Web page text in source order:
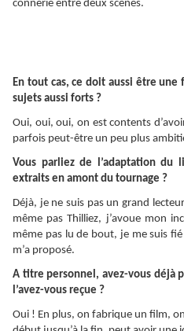
connerie entre deux scènes.
En tout cas, ce doit aussi être
sujets aussi forts ?
Oui, oui, oui, on est contents
parfois peut-être un peu plus
Vous parliez de l’adaptation du
extraits en amont du tournage ?
Déjà, je ne suis pas un grand
même pas Thilliez, j’avoue mon
même pas lu de bout, je me suis
m’a proposé.
A titre personnel, avez-vous déjà
l’avez-vous reçue ?
Oui ! En plus, on fabrique un film,